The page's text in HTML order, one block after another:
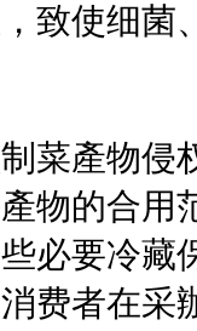
致使细菌
菜產物侵
物的合用
必要冷藏
费者在采